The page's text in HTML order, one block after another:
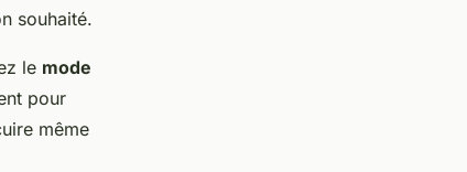
souhaité.
le mode
pour
même